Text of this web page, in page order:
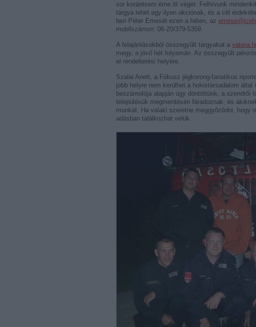
sor korántsem érne itt véget. Felhívunk
tárgya lehet egy ilyen akciónak, és a cél
ben Péter Emesét ezen a héten, az
mobilszámon: 06-20/379-5359.
A felajánlásokból összegyűlt tárgyakat a
megy, a jövő hét folyamán. Az összegyűlt
el rendeltetési helyére.
Szalai Anett, a Fókusz jégkorong-fanatikus
jobb helyre nem kerülhet a hokistársadalom
beszámolója alapján úgy döntöttünk, a szendrői
településük megmentésén fáradoznak, és
munkát. Ha valaki szeretne meggyőződni, hogy
adásban találkozhat velük.